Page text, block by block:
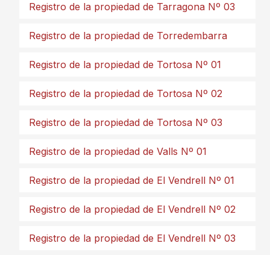
Registro de la propiedad de Tarragona Nº 03
Registro de la propiedad de Torredembarra
Registro de la propiedad de Tortosa Nº 01
Registro de la propiedad de Tortosa Nº 02
Registro de la propiedad de Tortosa Nº 03
Registro de la propiedad de Valls Nº 01
Registro de la propiedad de El Vendrell Nº 01
Registro de la propiedad de El Vendrell Nº 02
Registro de la propiedad de El Vendrell Nº 03